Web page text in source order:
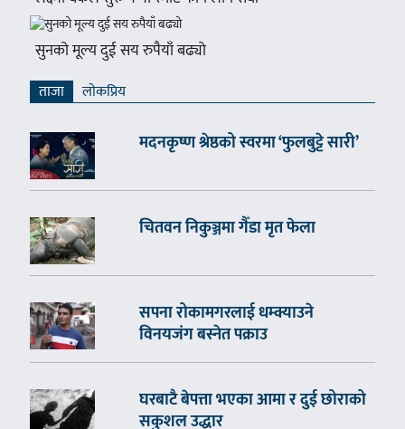
सुनको मूल्य दुई सय रुपैयाँ बढ्यो
ताजा लाेकप्रिय
मदनकृष्ण श्रेष्ठको स्वरमा ‘फुलबुट्टे सारी’
चितवन निकुञ्जमा गैँडा मृत फेला
सपना रोकामगरलाई धम्क्याउने
विनयजंग बस्नेत पक्राउ
घरबाटै बेपत्ता भएका आमा र दुई छोराको
सकुशल उद्धार